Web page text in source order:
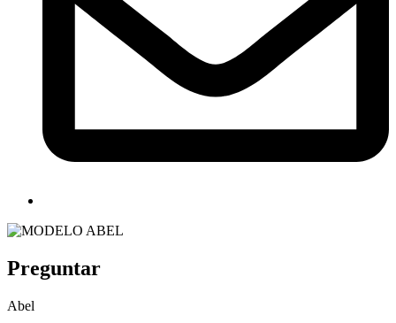
Preguntar
Abel